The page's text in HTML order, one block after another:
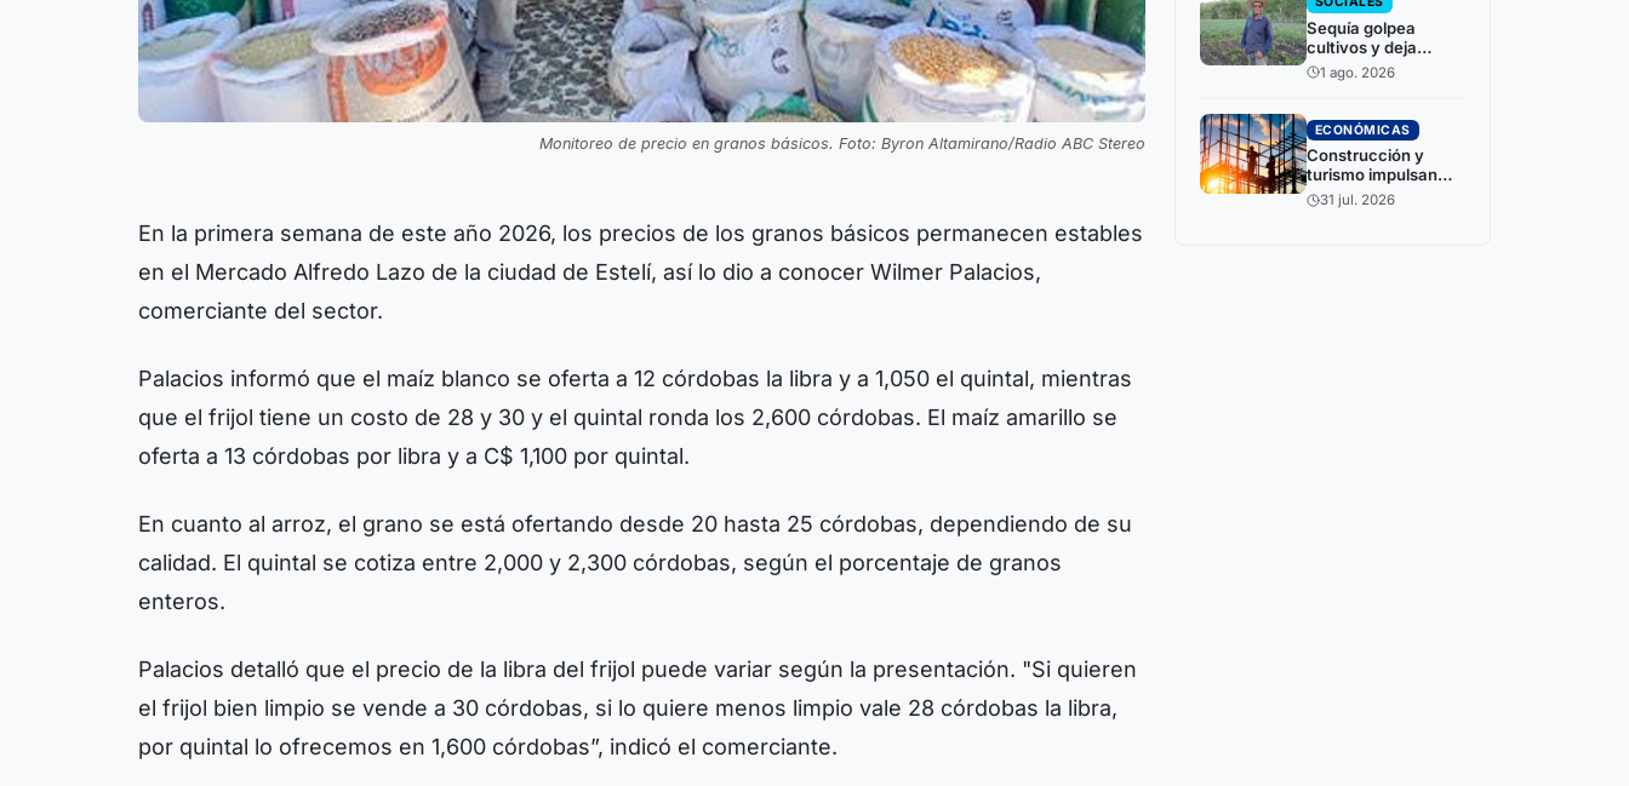
Monitoreo de precio en granos básicos. Foto: Byron Altamirano/Radio ABC Stereo
En la primera semana de este año 2026, los precios de los granos básicos permanecen estables
en el Mercado Alfredo Lazo de la ciudad de Estelí, así lo dio a conocer Wilmer Palacios,
comerciante del sector.
Palacios informó que el maíz blanco se oferta a 12 córdobas la libra y a 1,050 el quintal, mientras
que el frijol tiene un costo de 28 y 30 y el quintal ronda los 2,600 córdobas. El maíz amarillo se
oferta a 13 córdobas por libra y a C$ 1,100 por quintal.
En cuanto al arroz, el grano se está ofertando desde 20 hasta 25 córdobas, dependiendo de su
calidad. El quintal se cotiza entre 2,000 y 2,300 córdobas, según el porcentaje de granos
enteros.
Palacios detalló que el precio de la libra del frijol puede variar según la presentación. "Si quieren
el frijol bien limpio se vende a 30 córdobas, si lo quiere menos limpio vale 28 córdobas la libra,
por quintal lo ofrecemos en 1,600 córdobas”, indicó el comerciante.
Sequía golpea
cultivos y deja
incertidumbre en
productores de
1 ago. 2026
ECONÓMICAS
Construcción y
turismo impulsan
crecimiento de la
economía
31 jul. 2026